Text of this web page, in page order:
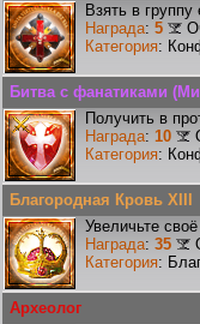
Взять в
Награда: 5
Категория:
Битва с фанатиками
Получить в
Награда: 10
Категория:
Благородная Кровь XIII
Увеличьте
Награда: 35
Категория:
Археолог